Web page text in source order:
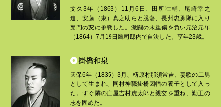
文久3年（1863）11月6日、田所壮輔、尾崎幸之
進、安藤（東）真之助らと脱藩、長州忠勇隊に入り
禁門の変に参戦した。激闘の末重傷を負い元治元年
（1864）7月19日鷹司邸内で自決した。享年23歳。
掛橋和泉
天保6年（1835）3月、梼原村那須常吉、妻歌の二男
として生まれ、同村神職掛橋因幡の養子として入っ
た。すぐ隣の庄屋吉村虎太郎と親交を重ね、勤王の
志を固めた。